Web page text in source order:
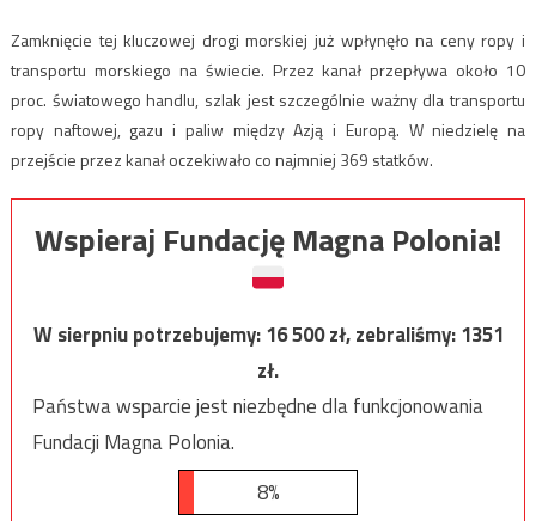
Zamknięcie tej kluczowej drogi morskiej już wpłynęło na ceny ropy i
transportu morskiego na świecie. Przez kanał przepływa około 10
proc. światowego handlu, szlak jest szczególnie ważny dla transportu
ropy naftowej, gazu i paliw między Azją i Europą. W niedzielę na
przejście przez kanał oczekiwało co najmniej 369 statków.
Wspieraj Fundację Magna Polonia!
W sierpniu potrzebujemy:16 500zł, zebraliśmy:1351
zł.
Państwa wsparcie jest niezbędne dla funkcjonowania
Fundacji Magna Polonia.
8%